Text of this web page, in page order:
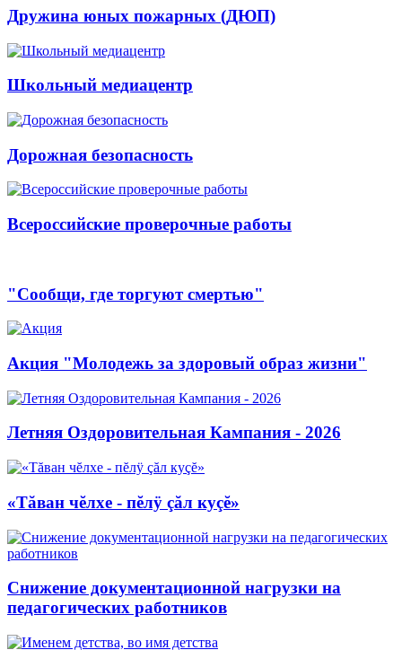
Дружина юных пожарных (ДЮП)
Школьный медиацентр
Дорожная безопасность
Всероссийские проверочные работы
"Сообщи, где торгуют смертью"
Акция "Молодежь за здоровый образ жизни"
Летняя Оздоровительная Кампания - 2026
«Тăван чĕлхе - пĕлÿ çăл куçĕ»
Снижение документационной нагрузки на
педагогических работников